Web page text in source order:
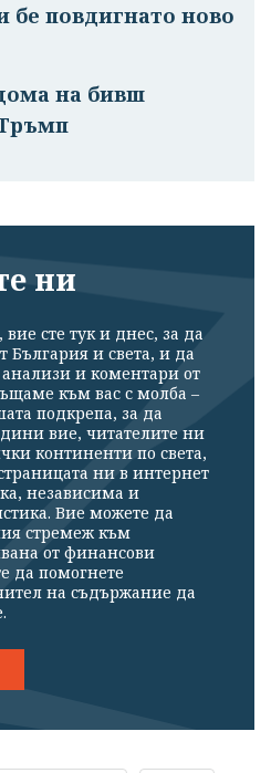
повдигнато ново
на бивш
ни
сте тук и днес, за да
България и света, и да
и коментари от
към вас с молба –
подкрепа, за да
вие, читателите ни
континенти по света,
ни в интернет
независима и
Вие можете да
стремеж към
от финансови
да помогнете
на съдържание да